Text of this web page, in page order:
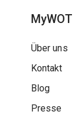
MyWOT
Über uns
Kontakt
Blog
Presse